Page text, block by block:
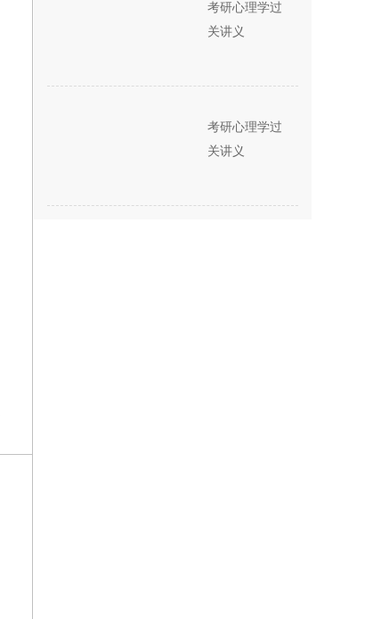
考研心理学过
关讲义
考研心理学过
关讲义